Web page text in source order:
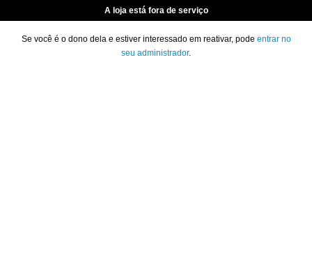
A loja está fora de serviço
Se você é o dono dela e estiver interessado em reativar, pode entrar no
seu administrador.